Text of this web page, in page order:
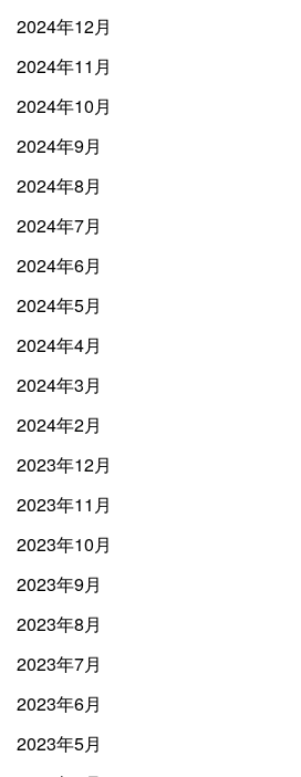
2024年12月
2024年11月
2024年10月
2024年9月
2024年8月
2024年7月
2024年6月
2024年5月
2024年4月
2024年3月
2024年2月
2023年12月
2023年11月
2023年10月
2023年9月
2023年8月
2023年7月
2023年6月
2023年5月